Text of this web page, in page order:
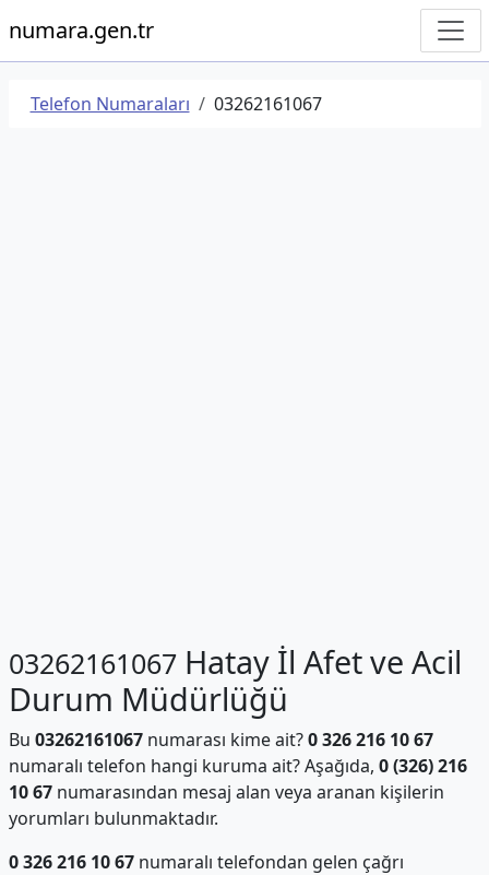
numara.gen.tr
Telefon Numaraları 03262161067
03262161067Hatay İl Afet ve Acil
Durum Müdürlüğü
Bu 03262161067numarası kime ait?0 326 216 10 67
numaralı telefon hangi kuruma ait? Aşağıda, 0 (326) 216
10 67numarasından mesaj alan veya aranan kişilerin
yorumları bulunmaktadır.
0 326 216 10 67numaralı telefondan gelen çağrı